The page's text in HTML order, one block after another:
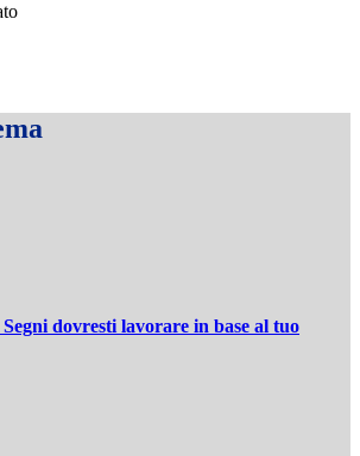
dovresti lavorare in base al tuo